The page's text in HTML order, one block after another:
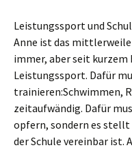
Leistungssport und
Anne ist das
immer, aber seit
Leistungssport. Dafür
trainieren:Schwimmen,
zeitaufwändig. Dafür
opfern, sondern es stellt
der Schule vereinbar